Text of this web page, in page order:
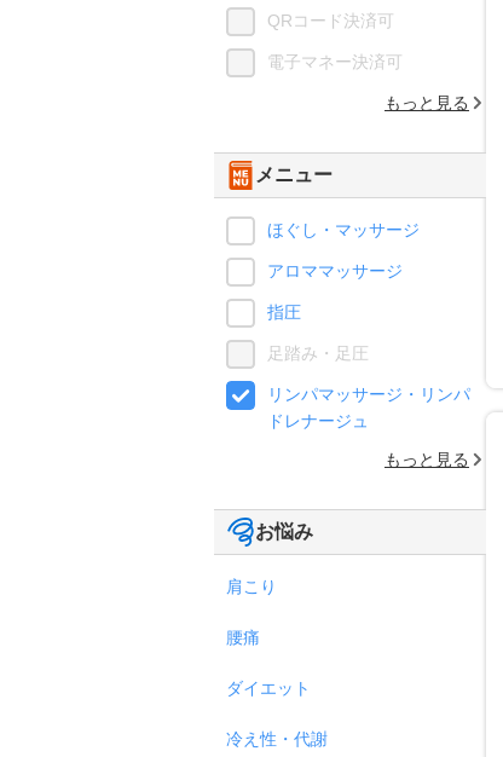
QRコード決済可
電子マネー決済可
もっと見る
メニュー
ほぐし・マッサージ
アロママッサージ
指圧
足踏み・足圧
リンパマッサージ・リンパ
ドレナージュ
もっと見る
お悩み
肩こり
腰痛
ダイエット
冷え性・代謝